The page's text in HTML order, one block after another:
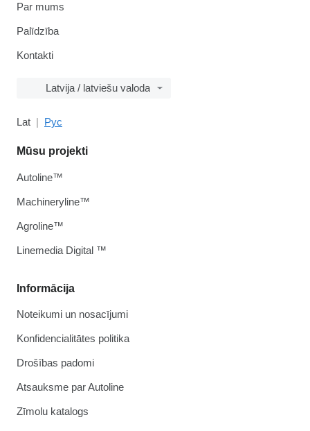
Par mums
Palīdzība
Kontakti
Latvija / latviešu valoda
Lat Рус
Informācija
Noteikumi un nosacījumi
Konfidencialitātes politika
Drošības padomi
Atsauksme par Autoline
Zīmolu katalogs
Mūsu projekti
Autoline™
Machineryline™
Agroline™
Linemedia Digital ™